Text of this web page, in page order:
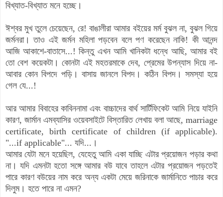
বিখ্যাত-বিখ্যাত মনে হচ্ছে।
ঈশ্বর মুখ তুলে চেয়েছেন, রে! বাঙালীরা আমার বইয়ের মর্ম বুঝল না, বুঝল গিয়ে
জর্মনরা। তাও এই জর্মন মহিলা পড়বেন বলে পণ করেছেন নাকি! কী আনন্দ
আজি আকাশে-বাতাসে...! কিন্তু এখন আমি খানিকটা ধন্ধে আছি, আমার বই
তো বেশ কয়েকটা। কোনটা এই মহতরমাকে দেব, প্রেমের উপন্যাস দিয়ে না-
আবার কোন বিপদে পড়ি। বাসায় জানলে বিপদ। কঠিন বিপদ। সমস্যা হয়ে
গেল যে...!
আর আমার বিবাহের কাবিননামা এবং বাচ্চাদের বার্থ সার্টিফিকেট আমি নিয়ে যাইনি
কারণ, জার্মান এমব্যাসির ওয়েবসাইটে বিস্তারিত লেখায় বলা আছে, marriage
certificate, birth certificate of children (if applicable).
"...if applicable"... যদি...।
আমার যেটা মনে হয়েছিল, যেহেতু আমি একা যাচ্ছি এটার প্রয়োজন পড়ার কথা
না।যদি এমনটা হতো সঙ্গে আমার বউ যাবে তাহলে এটার প্রয়োজন পড়তেই
পারে কারণ বউয়ের নাম করে অন্য একটা মেয়ে জরিনাকে জার্মানিতে পাচার করে
দিলুম। হতে পারে না এমন?